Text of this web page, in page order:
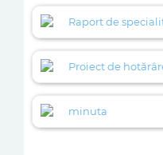
Raport de
Proiect de
minuta